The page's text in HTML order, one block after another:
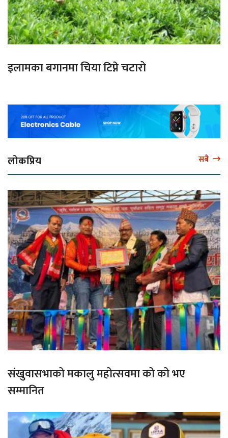
इलामका बगानमा चिया टिप्ने चटारो
लोकप्रिय सबै
संखुवासभाको मकालु महोत्सवमा को को भए
सम्मानित